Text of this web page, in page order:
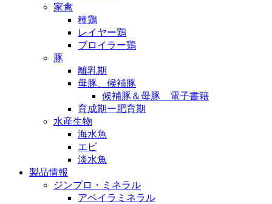
家禽
種鶏
レイヤー鶏
ブロイラー鶏
豚
離乳期
母豚、候補豚
候補豚＆母豚 電子書籍
育成期ー肥育期
水産生物
海水魚
エビ
淡水魚
製品情報
ジンプロ・ミネラル
アベイラミネラル